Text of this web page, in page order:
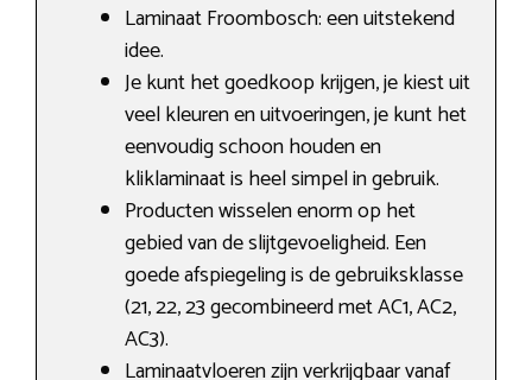
Laminaat Froombosch: een uitstekend
idee.
Je kunt het goedkoop krijgen, je kiest uit
veel kleuren en uitvoeringen, je kunt het
eenvoudig schoon houden en
kliklaminaat is heel simpel in gebruik.
Producten wisselen enorm op het
gebied van de slijtgevoeligheid. Een
goede afspiegeling is de gebruiksklasse
(21, 22, 23 gecombineerd met AC1, AC2,
AC3).
Laminaatvloeren zijn verkrijgbaar vanaf